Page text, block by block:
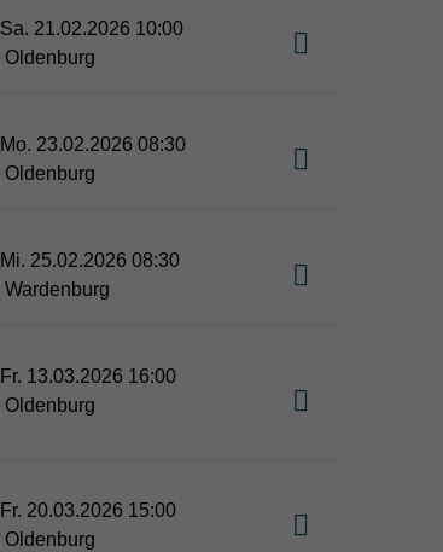
Sa. 21.02.2026 10:00
Oldenburg
Mo. 23.02.2026 08:30
Oldenburg
Mi. 25.02.2026 08:30
Wardenburg
Fr. 13.03.2026 16:00
Oldenburg
Fr. 20.03.2026 15:00
Oldenburg